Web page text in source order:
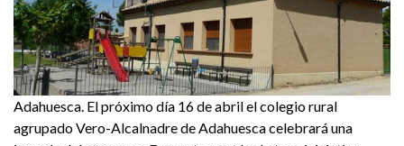
Adahuesca. El próximo día 16 de abril el colegio rural
agrupado Vero-Alcalnadre de Adahuesca celebrará una